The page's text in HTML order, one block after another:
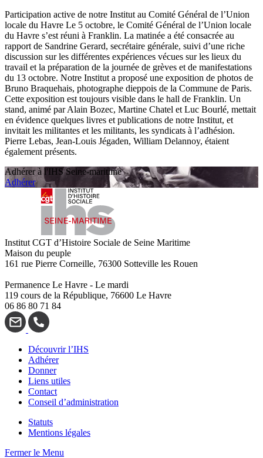
Participation active de notre Institut au Comité Général de l’Union
locale du Havre Le 5 octobre, le Comité Général de l’Union locale
du Havre s’est réuni à Franklin. La matinée a été consacrée au
rapport de Sandrine Gerard, secrétaire générale, suivi d’une riche
discussion sur les différentes expériences vécues sur les lieux du
travail et la préparation de la journée de grèves et de manifestations
du 13 octobre. Notre Institut a proposé une exposition de photos de
Bruno Braquehais, photographe dieppois de la Commune de Paris.
Cette exposition est toujours visible dans le hall de Franklin. Un
stand, animé par Alain Bozec, Martine Chatel et Luc Bourlé, mettait
en évidence quelques livres et publications de notre Institut, et
invitait les militantes et les militants, les syndicats à l’adhésion.
Pierre Lebas, Jean-Louis Jégaden, William Delannoy, étaient
également présents.
Adhérer à l'IHS Seine-maritime
Adhérer
Institut CGT d’Histoire Sociale de Seine Maritime
Maison du peuple
161 rue Pierre Corneille, 76300 Sotteville les Rouen
Permanence Le Havre - Le mardi
119 cours de la République, 76600 Le Havre
06 86 80 71 84
Découvrir l’IHS
Adhérer
Donner
Liens utiles
Contact
Conseil d’administration
Statuts
Mentions légales
Fermer le Menu